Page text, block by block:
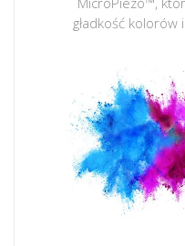
gładkość kolorów